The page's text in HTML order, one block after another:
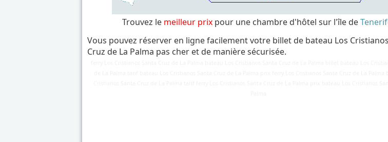
Trouvez le meilleur prix pour une chambre d'hôtel sur l'île de
Vous pouvez réserver en ligne facilement votre billet de bateau Los
Cruz de La Palma pas cher et de manière sécurisée.